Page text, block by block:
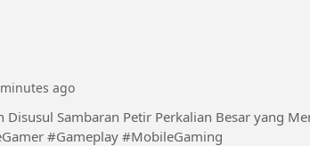
ago
Disusul Sambaran Petir Perkalian Besar yang
#Gameplay #MobileGaming